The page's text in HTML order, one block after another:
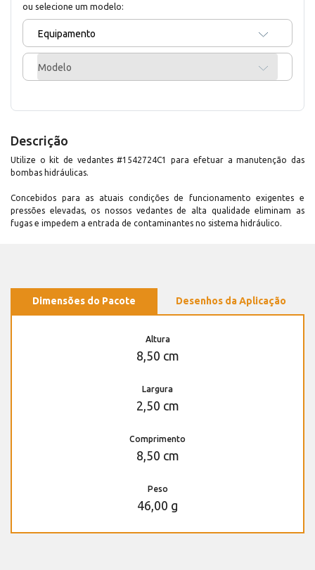
ou selecione um modelo:
Equipamento
Modelo
Descrição
Utilize o kit de vedantes #1542724C1 para efetuar a manutenção das
bombas hidráulicas.
Concebidos para as atuais condições de funcionamento exigentes e
pressões elevadas, os nossos vedantes de alta qualidade eliminam as
fugas e impedem a entrada de contaminantes no sistema hidráulico.
Dimensões do Pacote Desenhos da Aplicação
Altura
8,50 cm
Largura
2,50 cm
Comprimento
8,50 cm
Peso
46,00 g